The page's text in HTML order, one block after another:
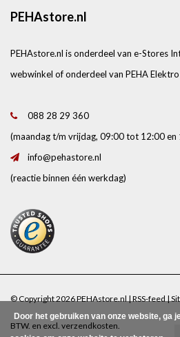
PEHAstore.nl
PEHAstore.nl is onderdeel van e-Stores
webwinkel of onderdeel van PEHA
088 28 29 360
(maandag t/m vrijdag, 09:00 tot 12:00
info@pehastore.nl
(reactie binnen één werkdag)
© Copyright 2026 PEHAstore.nl | RSS-feed |
BTW. en excl. verzendkosten
Door het gebruiken van onze website, ga